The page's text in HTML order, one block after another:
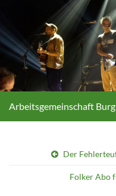
Arbeitsgemeinschaft Burg
Der
Folker Abo